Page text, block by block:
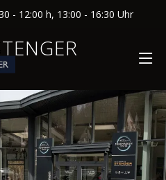
- 12:00 h, 13:00 - 16:30 Uhr